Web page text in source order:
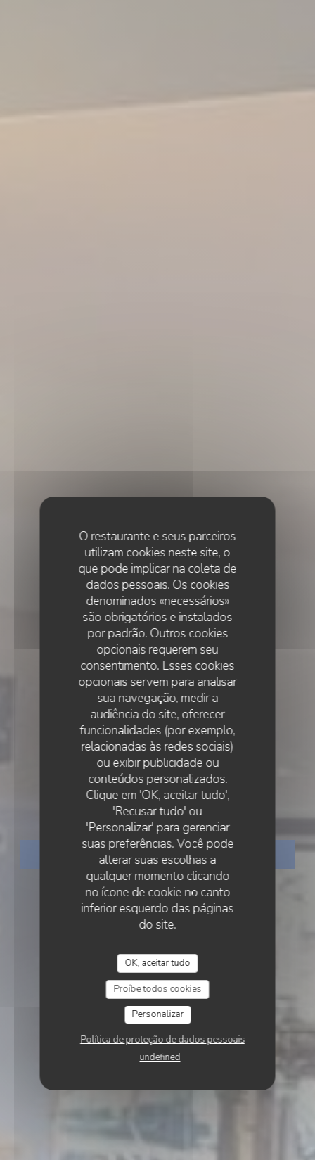
O restaurante e seus parceiros
utilizam cookies neste site, o
que pode implicar na coleta de
dados pessoais. Os cookies
denominados «necessários»
são obrigatórios e instalados
por padrão. Outros cookies
opcionais requerem seu
consentimento. Esses cookies
opcionais servem para analisar
sua navegação, medir a
audiência do site, oferecer
funcionalidades (por exemplo,
relacionadas às redes sociais)
ou exibir publicidade ou
conteúdos personalizados.
Clique em 'OK, aceitar tudo',
'Recusar tudo' ou
'Personalizar' para gerenciar
suas preferências. Você pode
alterar suas escolhas a
qualquer momento clicando
no ícone de cookie no canto
inferior esquerdo das páginas
do site.
OK, aceitar tudo
Proíbe todos cookies
Personalizar
Política de proteção de dados pessoais
undefined
• ETRETAT
Le romain d'etretat
RESERVAR UMA MESA